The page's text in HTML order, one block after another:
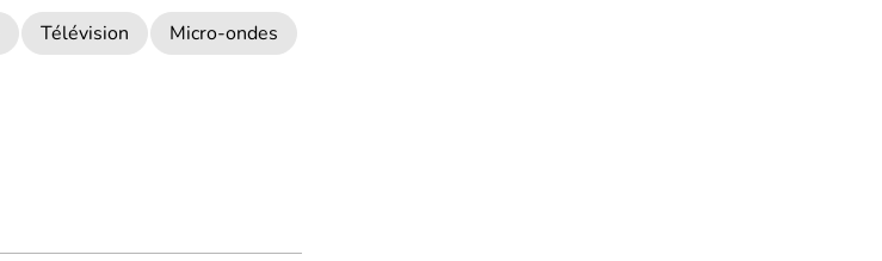
Télévision Micro-ondes